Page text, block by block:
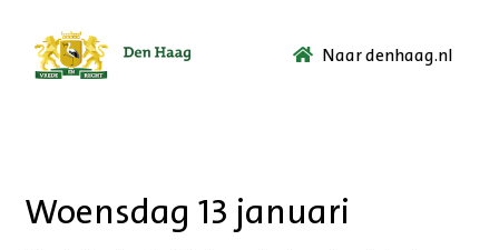
Ga
Naar denhaag.nl
Woensdag 13 januari